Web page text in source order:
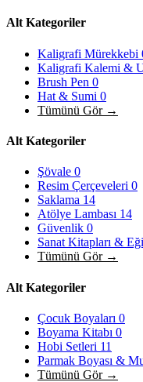
Alt Kategoriler
Kaligrafi Mürekkebi
Kaligrafi Kalemi &
Brush Pen 0
Hat & Sumi 0
Tümünü Gör →
Alt Kategoriler
Şövale 0
Resim Çerçeveleri 0
Saklama 14
Atölye Lambası 14
Güvenlik 0
Sanat Kitapları &
Tümünü Gör →
Alt Kategoriler
Çocuk Boyaları 0
Boyama Kitabı 0
Hobi Setleri 11
Parmak Boyası &
Tümünü Gör →